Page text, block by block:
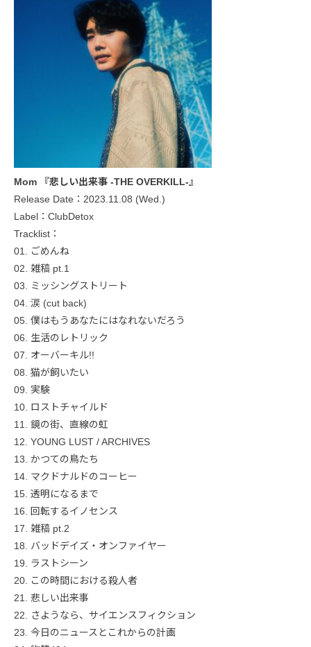
Mom 『悲しい出来事 -THE OVERKILL-』
Release Date：2023.11.08 (Wed.)
Label：ClubDetox
Tracklist：
01. ごめんね
02. 雑稿 pt.1
03. ミッシングストリート
04. 涙 (cut back)
05. 僕はもうあなたにはなれないだろう
06. 生活のレトリック
07. オーバーキル!!
08. 猫が飼いたい
09. 実験
10. ロストチャイルド
11. 鏡の街、直線の虹
12. YOUNG LUST / ARCHIVES
13. かつての鳥たち
14. マクドナルドのコーヒー
15. 透明になるまで
16. 回転するイノセンス
17. 雑稿 pt.2
18. バッドデイズ・オンファイヤー
19. ラストシーン
20. この時間における殺人者
21. 悲しい出来事
22. さようなら、サイエンスフィクション
23. 今日のニュースとこれからの計画